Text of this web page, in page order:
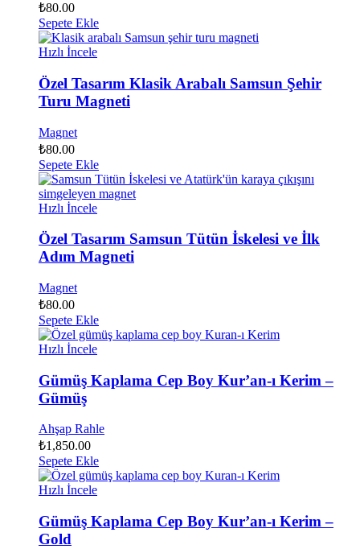
₺80.00
Sepete Ekle
Hızlı İncele
Özel Tasarım Klasik Arabalı Samsun Şehir
Turu Magneti
Magnet
₺80.00
Sepete Ekle
Hızlı İncele
Özel Tasarım Samsun Tütün İskelesi ve İlk
Adım Magneti
Magnet
₺80.00
Sepete Ekle
Hızlı İncele
Gümüş Kaplama Cep Boy Kur’an-ı Kerim –
Gümüş
Ahşap Rahle
₺1,850.00
Sepete Ekle
Hızlı İncele
Gümüş Kaplama Cep Boy Kur’an-ı Kerim –
Gold